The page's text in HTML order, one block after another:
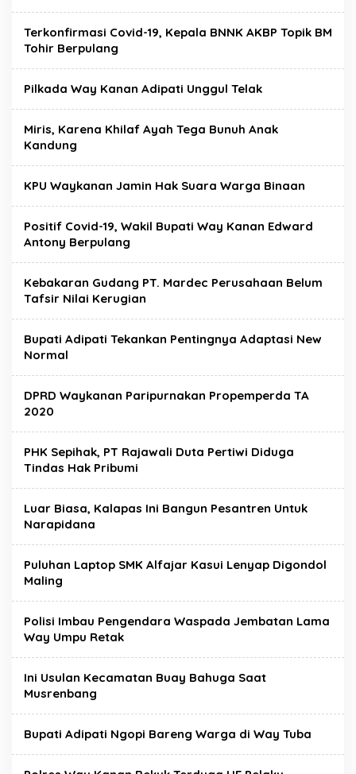
Terkonfirmasi Covid-19, Kepala BNNK AKBP Topik BM
Tohir Berpulang
Pilkada Way Kanan Adipati Unggul Telak
Miris, Karena Khilaf Ayah Tega Bunuh Anak
Kandung
KPU Waykanan Jamin Hak Suara Warga Binaan
Positif Covid-19, Wakil Bupati Way Kanan Edward
Antony Berpulang
Kebakaran Gudang PT. Mardec Perusahaan Belum
Tafsir Nilai Kerugian
Bupati Adipati Tekankan Pentingnya Adaptasi New
Normal
DPRD Waykanan Paripurnakan Propemperda TA
2020
PHK Sepihak, PT Rajawali Duta Pertiwi Diduga
Tindas Hak Pribumi
Luar Biasa, Kalapas Ini Bangun Pesantren Untuk
Narapidana
Puluhan Laptop SMK Alfajar Kasui Lenyap Digondol
Maling
Polisi Imbau Pengendara Waspada Jembatan Lama
Way Umpu Retak
Ini Usulan Kecamatan Buay Bahuga Saat
Musrenbang
Bupati Adipati Ngopi Bareng Warga di Way Tuba